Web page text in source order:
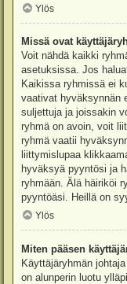
Ylös
Missä ovat
Voit nähdä kaikki
asetuksissa. Jos
Kaikissa ryhmissä ei
vaativat hyväksynnän
suljettuja ja joissakin
ryhmä on avoin, voit
ryhmä vaatii
liittymislupaa
hyväksyä pyyntösi ja
ryhmään. Älä häiriköi
pyyntöäsi. Heillä on
Ylös
Miten pääsen
Käyttäjäryhmän
on alunperin luotu